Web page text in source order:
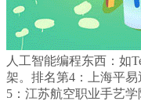
人工智能编程东西：如
架。排名第4：上海平
5：江苏航空职业手艺学